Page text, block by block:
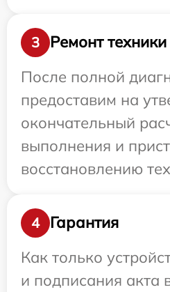
3
Ремонт техники
После полной
предоставим на
окончательный
выполнения и
восстановлению
4
Гарантия
Как только
и подписания акта